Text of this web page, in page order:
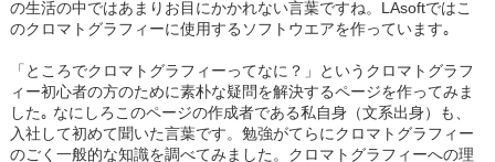
の生活の中ではあまりお目にかかれない言葉ですね。LAsoftではこ
のクロマトグラフィーに使用するソフトウエアを作っています｡
「ところでクロマトグラフィーってなに？」というクロマトグラフ
ィー初心者の方のために素朴な疑問を解決するページを作ってみま
した｡ なにしろこのページの作成者である私自身（文系出身）も、
入社して初めて聞いた言葉です。勉強がてらにクロマトグラフィー
のごく一般的な知識を調べてみました。クロマトグラフィーへの理